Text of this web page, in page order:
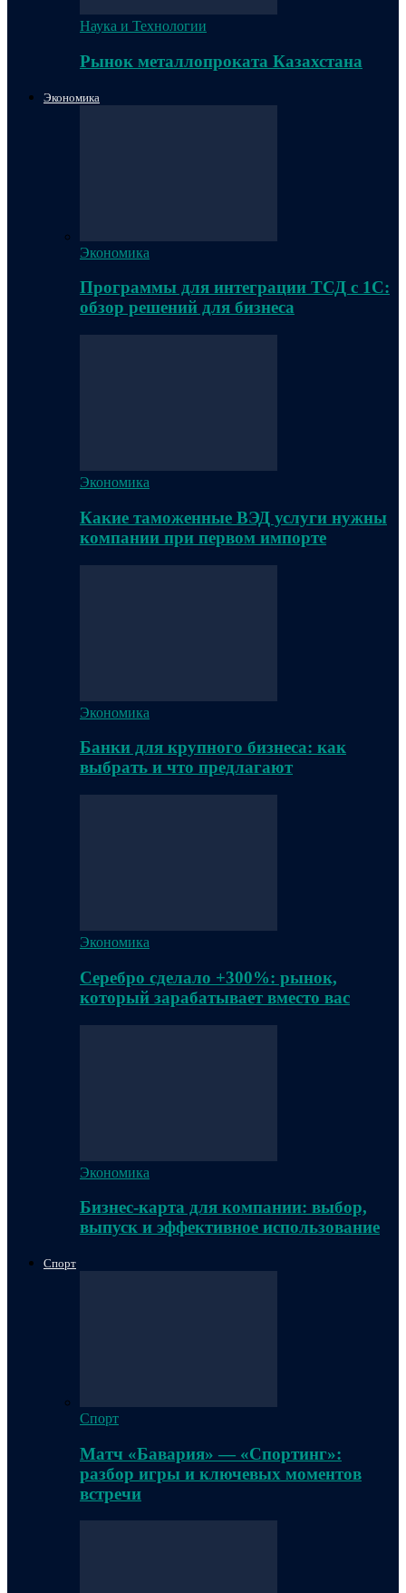
Наука и Технологии
Рынок металлопроката Казахстана
Экономика
Экономика
Программы для интеграции ТСД с 1С:
обзор решений для бизнеса
Экономика
Какие таможенные ВЭД услуги нужны
компании при первом импорте
Экономика
Банки для крупного бизнеса: как
выбрать и что предлагают
Экономика
Серебро сделало +300%: рынок,
который зарабатывает вместо вас
Экономика
Бизнес-карта для компании: выбор,
выпуск и эффективное использование
Спорт
Спорт
Матч «Бавария» — «Спортинг»:
разбор игры и ключевых моментов
встречи